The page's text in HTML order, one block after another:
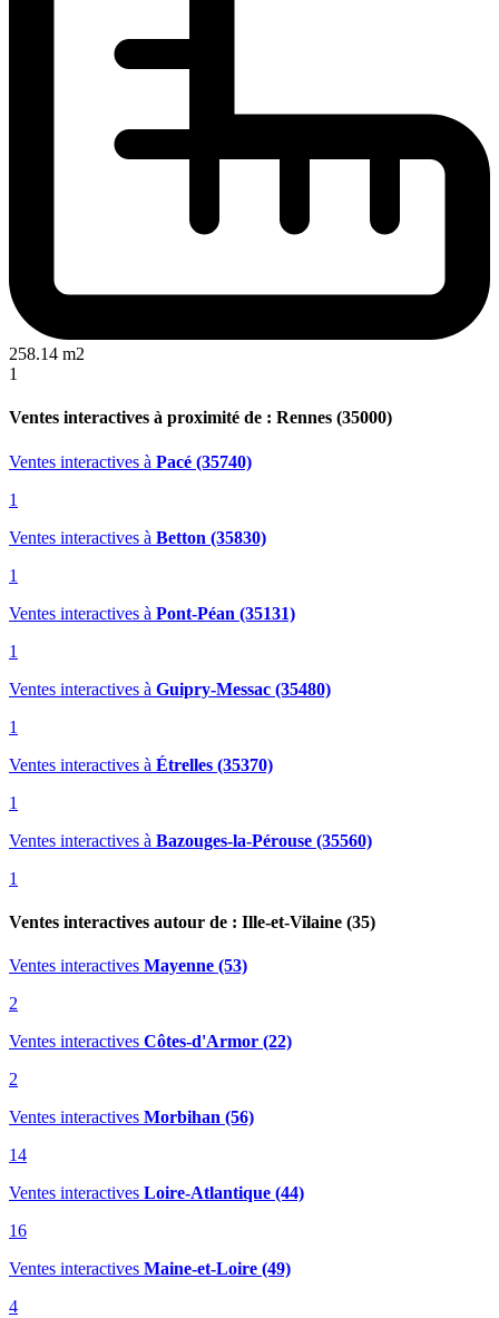
258.14 m2
1
Ventes interactives à proximité de : Rennes (35000)
Ventes interactives à Pacé (35740)
1
Ventes interactives à Betton (35830)
1
Ventes interactives à Pont-Péan (35131)
1
Ventes interactives à Guipry-Messac (35480)
1
Ventes interactives à Étrelles (35370)
1
Ventes interactives à Bazouges-la-Pérouse (35560)
1
Ventes interactives autour de : Ille-et-Vilaine (35)
Ventes interactives Mayenne (53)
2
Ventes interactives Côtes-d'Armor (22)
2
Ventes interactives Morbihan (56)
14
Ventes interactives Loire-Atlantique (44)
16
Ventes interactives Maine-et-Loire (49)
4